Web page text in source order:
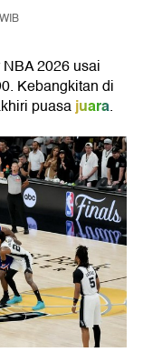
2026 usai
Kebangkitan di
puasajuara.